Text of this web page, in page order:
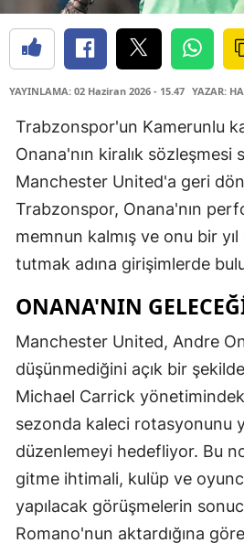
YAYINLAMA: 02 Haziran 2026 - 15.47 YAZAR:
Trabzonspor'un Kamerunlu
Onana'nın kiralık sözleşmesi
Manchester United'a geri
Trabzonspor, Onana'nın
memnun kalmış ve onu bir
tutmak adına girişimlerde
ONANA'NIN
Manchester United, Andre
düşünmediğini açık bir
Michael Carrick
sezonda kaleci rotasyonunu
düzenlemeyi hedefliyor. Bu
gitme ihtimali, kulüp ve
yapılacak görüşmelerin
Romano'nun aktardığına